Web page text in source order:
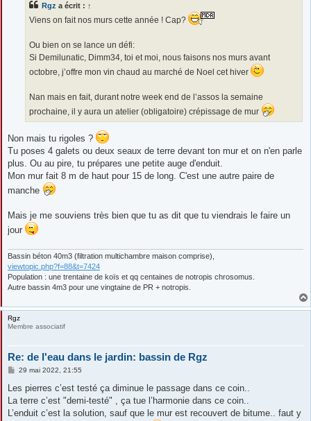
Rgz a écrit : ↑
Viens on fait nos murs cette année ! Cap?
Ou bien on se lance un défi:
Si Demilunatic, Dimm34, toi et moi, nous faisons nos murs avant
octobre, j’offre mon vin chaud au marché de Noel cet hiver
Nan mais en fait, durant notre week end de l’assos la semaine
prochaine, il y aura un atelier (obligatoire) crépissage de mur
Non mais tu rigoles ?
Tu poses 4 galets ou deux seaux de terre devant ton mur et on n'en parle
plus. Ou au pire, tu prépares une petite auge d'enduit.
Mon mur fait 8 m de haut pour 15 de long. C'est une autre paire de
manche
Mais je me souviens très bien que tu as dit que tu viendrais le faire un
jour
Bassin béton 40m3 (filtration multichambre maison comprise),
viewtopic.php?f=88&t=7424
Population : une trentaine de koïs et qq centaines de notropis chrosomus.
Autre bassin 4m3 pour une vingtaine de PR + notropis.
Rgz
Membre associatif
Re: de l'eau dans le jardin: bassin de Rgz
M
s
a
g
29 mai 2022, 21:55
Les pierres c’est testé ça diminue le passage dans ce coin..
La terre c’est "demi-testé" , ça tue l’harmonie dans ce coin..
L’enduit c’est la solution, sauf que le mur est recouvert de bitume.. faut y